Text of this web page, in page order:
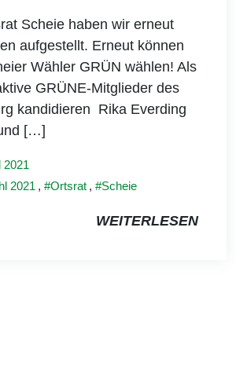
Scheie haben wir erneut
aufgestellt. Erneut können
Wähler GRÜN wählen! Als
GRÜNE-Mitglieder des
kandidieren Rika Everding
[…]
2021
2021 , Ortsrat , Scheie
WEITERLESEN